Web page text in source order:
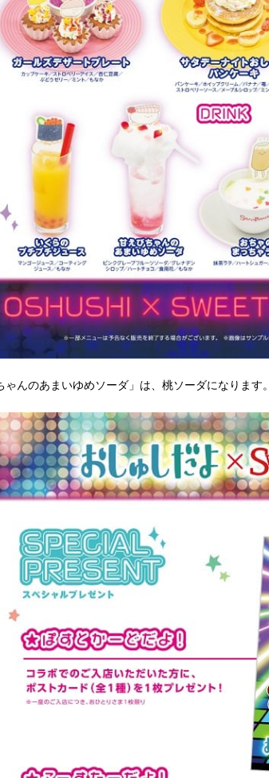
んのあまいゆめソーダ」は、桃ソーダになります。